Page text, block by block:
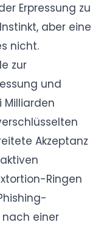
Erpressung zu
aber eine
nicht.
zur
und
Milliarden
Akzeptanz
Ringen
einer